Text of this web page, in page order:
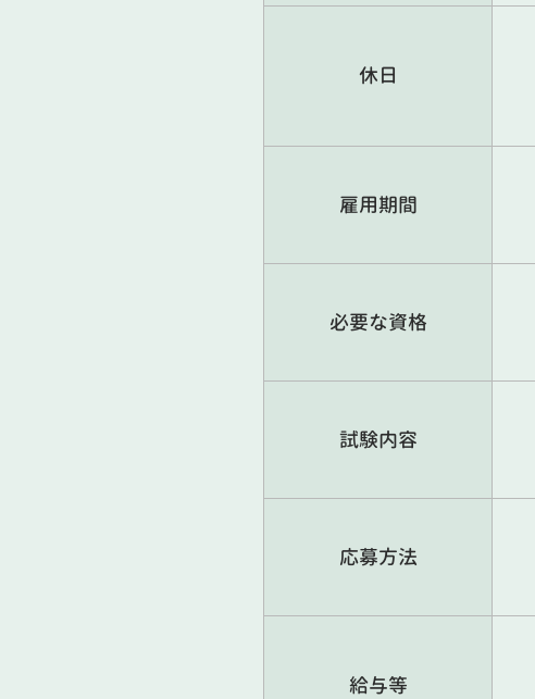
休日
雇用期間
必要な資格
試験内容
応募方法
給与等